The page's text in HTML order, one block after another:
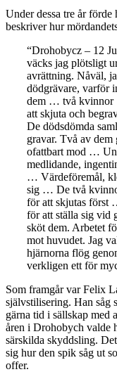
Under dessa tre år förde
beskriver hur
“Drohobycz – 12
väcks jag plötsligt
avrättning. Nåväl,
dödgrävare, varför
dem … två kvinnor
att skjuta och
De dödsdömda
gravar. Två av
ofattbart mod …
medlidande,
… Värdeföremål,
sig … De två
för att skjutas först
för att ställa sig vid
sköt dem. Arbetet
mot huvudet. Jag
hjärnorna flög
verkligen ett för
Som framgår var Felix
självstilisering. Han såg
gärna tid i sällskap med
åren i Drohobych valde
särskilda skyddsling.
sig hur den spik såg ut
offer.